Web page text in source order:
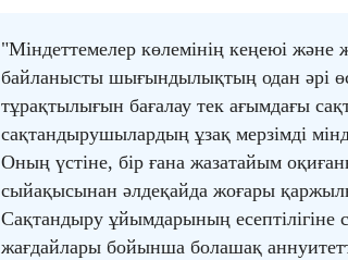
"Міндеттемелер көлемінің кеңеюі және
байланысты шығындылықтың одан әрі
тұрақтылығын бағалау тек ағымдағы
сақтандырушылардың ұзақ мерзімді
Оның үстіне, бір ғана жазатайым
сыйақысынан әлдеқайда жоғары
Сақтандыру ұйымдарының есептілігіне
жағдайлары бойынша болашақ